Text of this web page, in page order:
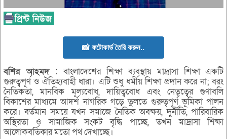
📸 ফটোকার্ড তৈরি করুন..
বশিরআহমদ : বাংলাদেশের শিক্ষা ব্যবস্থায় মাদ্রাসা শিক্ষা একটি
গুরুত্বপূর্ণ ও ঐতিহ্যবাহী ধারা। এটি শুধু ধর্মীয় শিক্ষা প্রদান করে না; বরং
নৈতিকতা, মানবিক মূল্যবোধ, দায়িত্ববোধ এবং নেতৃত্বের গুণাবলি
বিকাশের মাধ্যমে আদর্শ নাগরিক গড়ে তুলতে গুরুত্বপূর্ণ ভূমিকা পালন
করে। বর্তমান সময়ে যখন সমাজে নৈতিক অবক্ষয়, দুর্নীতি, পারিবারিক
অস্থিরতা ও সামাজিক সংকট বৃদ্ধি পাচ্ছে, তখন মাদ্রাসা শিক্ষা
আলোকবর্তিকার মতো পথ দেখাচ্ছে।